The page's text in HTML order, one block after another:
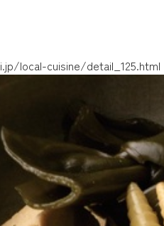
local-cuisine/detail_125.html
local-cuisine/detail_143.html
local-cuisine/detail_134.html